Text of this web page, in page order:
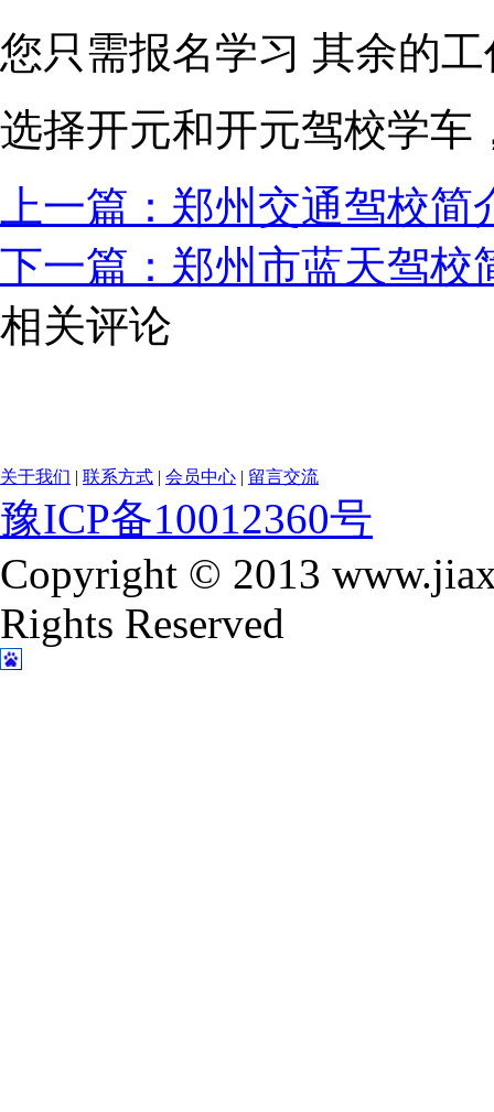
您只需报名学习 其余的
选择开元和开元驾校学车
上一篇：郑州交通驾校简
下一篇：郑州市蓝天驾校
相关评论
关于我们 | 联系方式 | 会员中心 | 留言交流
豫ICP备10012360号
Copyright © 2013
Rights Reserved